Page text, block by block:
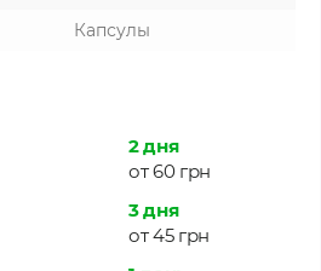
Капсулы
2 дня
от 60 грн
3 дня
от 45 грн